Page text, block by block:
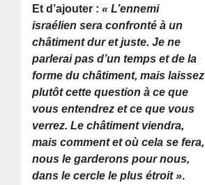
Et d’ajouter :« L’ennemi
israélien sera confronté à un
châtiment dur et juste. Je ne
parlerai pas d’un temps et de la
forme du châtiment, mais laissez
plutôt cette question à ce que
vous entendrez et ce que vous
verrez. Le châtiment viendra,
mais comment et où cela se fera,
nous le garderons pour nous,
dans le cercle le plus étroit ».